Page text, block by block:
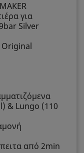
για
Silver
& Lungo (110
από 2min